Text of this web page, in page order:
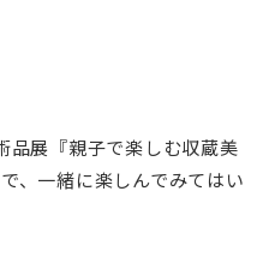
品展『親子で楽しむ収蔵美
、一緒に楽しんでみてはい